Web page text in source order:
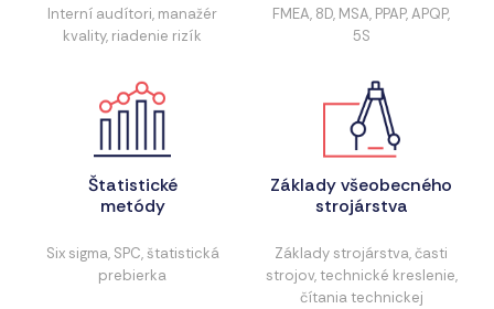
Interní audítori, manažér
kvality, riadenie rizík
FMEA, 8D, MSA, PPAP, APQP,
5S
Štatistické
metódy
Six sigma, SPC, štatistická
prebierka
Základy všeobecného
strojárstva
Základy strojárstva, časti
strojov, technické kreslenie,
čítania technickej